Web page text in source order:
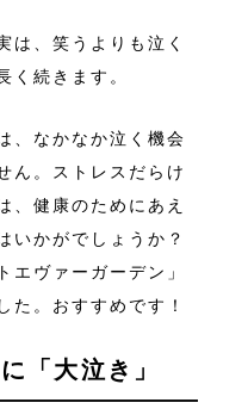
は、笑うよりも泣く
く続きます。
、なかなか泣く機会
ん。ストレスだらけ
、健康のためにあえ
いかがでしょうか？
エヴァーガーデン」
た。おすすめです！
「大泣き」